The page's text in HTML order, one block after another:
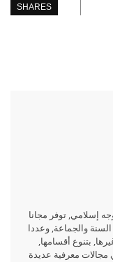
SHARES
إسلامي, توفر مجانا
والجماعة, وعددا
بتنوع أقسامها,
معرفية عديدة